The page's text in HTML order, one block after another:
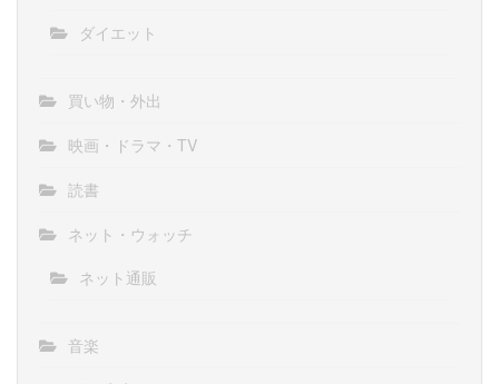
ダイエット
買い物・外出
映画・ドラマ・TV
読書
ネット・ウォッチ
ネット通販
音楽